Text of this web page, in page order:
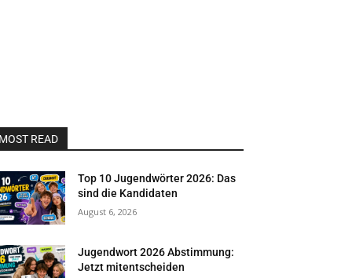
READ
Top 10 Jugendwörter 2026: Das
sind die Kandidaten
August 6, 2026
Jugendwort 2026 Abstimmung:
Jetzt mitentscheiden